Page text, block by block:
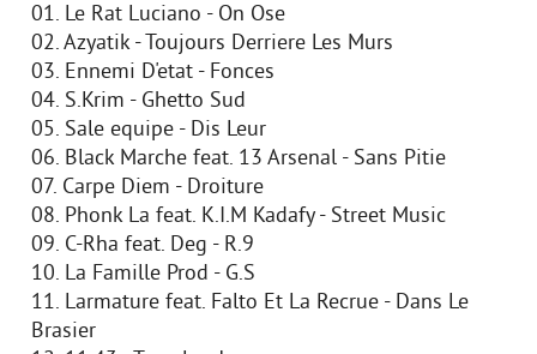
01. Le Rat Luciano - On Ose
02. Azyatik - Toujours Derriere Les Murs
03. Ennemi D'etat - Fonces
04. S.Krim - Ghetto Sud
05. Sale equipe - Dis Leur
06. Black Marche feat. 13 Arsenal - Sans Pitie
07. Carpe Diem - Droiture
08. Phonk La feat. K.I.M Kadafy - Street Music
09. C-Rha feat. Deg - R.9
10. La Famille Prod - G.S
11. Larmature feat. Falto Et La Recrue - Dans Le
Brasier